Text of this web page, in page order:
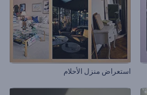
استعراض منزل الأحلام